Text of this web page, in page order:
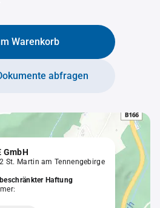
Warenkorb
abfragen
GmbH
St. Martin am Tennengebirge
Haftung